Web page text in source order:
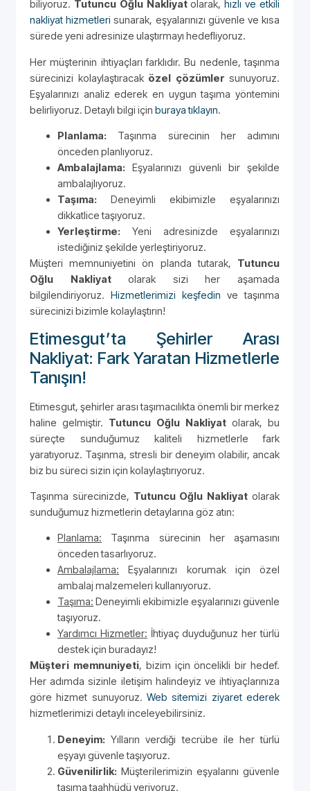
biliyoruz. Tutuncu Oğlu Nakliyatolarak,hızlı ve etkili
nakliyat hizmetleri sunarak, eşyalarınızı güvenle ve kısa
sürede yeni adresinize ulaştırmayı hedefliyoruz.
Her müşterinin ihtiyaçları farklıdır. Bu nedenle, taşınma
sürecinizi kolaylaştıracak özel çözümler sunuyoruz.
Eşyalarınızı analiz ederek en uygun taşıma yöntemini
belirliyoruz. Detaylı bilgi için buraya tıklayın.
Planlama: Taşınma sürecinin her adımını
önceden planlıyoruz.
Ambalajlama: Eşyalarınızı güvenli bir şekilde
ambalajlıyoruz.
Taşıma: Deneyimli ekibimizle eşyalarınızı
dikkatlice taşıyoruz.
Yerleştirme: Yeni adresinizde eşyalarınızı
istediğiniz şekilde yerleştiriyoruz.
Müşteri memnuniyetini ön planda tutarak, Tutuncu
Oğlu Nakliyatolarak sizi her aşamada
bilgilendiriyoruz. Hizmetlerimizi keşfedin ve taşınma
sürecinizi bizimle kolaylaştırın!
Etimesgut’ta Şehirler Arası
Nakliyat: Fark Yaratan Hizmetlerle
Tanışın!
Etimesgut, şehirler arası taşımacılıkta önemli bir merkez
haline gelmiştir. Tutuncu Oğlu Nakliyat olarak, bu
süreçte sunduğumuz kaliteli hizmetlerle fark
yaratıyoruz. Taşınma, stresli bir deneyim olabilir, ancak
biz bu süreci sizin için kolaylaştırıyoruz.
Taşınma sürecinizde, Tutuncu Oğlu Nakliyat olarak
sunduğumuz hizmetlerin detaylarına göz atın:
Planlama: Taşınma sürecinin her aşamasını
önceden tasarlıyoruz.
Ambalajlama: Eşyalarınızı korumak için özel
ambalaj malzemeleri kullanıyoruz.
Taşıma: Deneyimli ekibimizle eşyalarınızı güvenle
taşıyoruz.
Yardımcı Hizmetler: İhtiyaç duyduğunuz her türlü
destek için buradayız!
Müşteri memnuniyeti, bizim için öncelikli bir hedef.
Her adımda sizinle iletişim halindeyiz ve ihtiyaçlarınıza
göre hizmet sunuyoruz. Web sitemizi ziyaret ederek
hizmetlerimizi detaylı inceleyebilirsiniz.
Deneyim: Yılların verdiği tecrübe ile her türlü
eşyayı güvenle taşıyoruz.
Güvenilirlik: Müşterilerimizin eşyalarını güvenle
taşıma taahhüdü veriyoruz.